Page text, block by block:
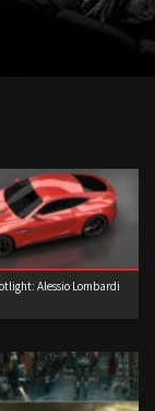
Alessio Lombardi